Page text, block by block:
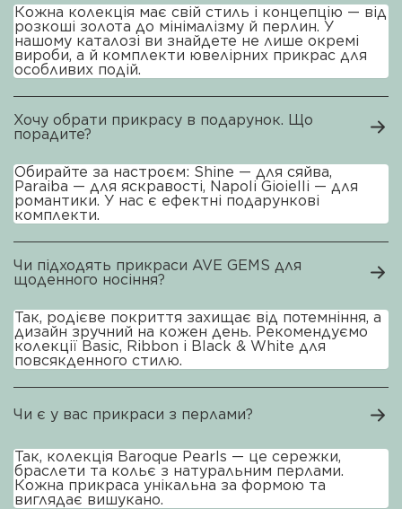
Кожна колекція має свій стиль і концепцію — від
розкоші золота до мінімалізму й перлин. У
нашому каталозі ви знайдете не лише окремі
вироби, а й комплекти ювелірних прикрас для
особливих подій.
Хочу обрати прикрасу в подарунок. Що
порадите?
Обирайте за настроєм: Shine — для сяйва,
Paraiba — для яскравості, Napoli Gioielli — для
романтики. У нас є ефектні подарункові
комплекти.
Чи підходять прикраси AVE GEMS для
щоденного носіння?
Так, родієве покриття захищає від потемніння, а
дизайн зручний на кожен день. Рекомендуємо
колекції Basic, Ribbon і Black & White для
повсякденного стилю.
Чи є у вас прикраси з перлами?
Так, колекція Baroque Pearls — це сережки,
браслети та кольє з натуральним перлами.
Кожна прикраса унікальна за формою та
виглядає вишукано.